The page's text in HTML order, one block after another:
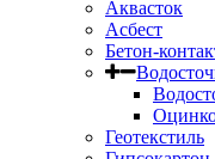
Аквасток
Асбест
Бетон-
Геотекстиль